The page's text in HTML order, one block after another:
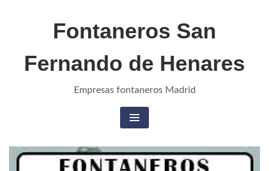
Fontaneros San
Fernando de Henares
Empresas fontaneros Madrid